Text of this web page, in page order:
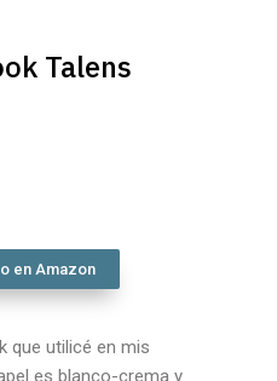
Talens
en Amazon
que utilicé en mis
es blanco-crema y